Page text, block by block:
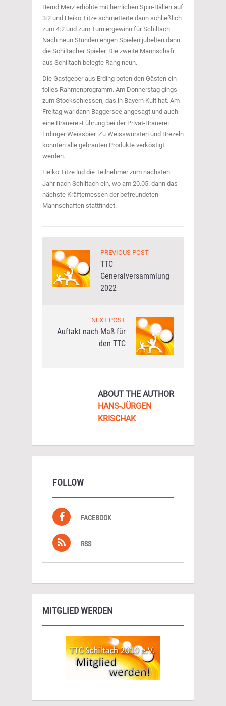
Bernd Merz erhöhte mit herrlichen Spin-Bällen auf
3:2 und Heiko Titze schmetterte dann schließlich
zum 4:2 und zum Turniergewinn für Schiltach.
Nach neun Stunden engen Spielen jubelten dann
die Schiltacher Spieler. Die zweite Mannschafr
aus Schiltach belegte Rang neun.
Die Gastgeber aus Erding boten den Gästen ein
tolles Rahmenprogramm. Am Donnerstag gings
zum Stockschiessen, das in Bayern Kult hat. Am
Freitag war dann Baggersee angesagt und auch
eine Brauerei-Führung bei der Privat-Brauerei
Erdinger Weissbier. Zu Weisswürsten und Brezeln
konnten alle gebrauten Produkte verköstigt
werden.
Heiko Titze lud die Teilnehmer zum nächsten
Jahr nach Schiltach ein, wo am 20.05. dann das
nächste Kräftemessen der befreundeten
Mannschaften stattfindet.
PREVIOUS POST
TTC
Generalversammlung
2022
NEXT POST
Auftakt nach Maß für
den TTC
ABOUT THE AUTHOR
HANS-JÜRGEN
KRISCHAK
FOLLOW
FACEBOOK
RSS
MITGLIED WERDEN